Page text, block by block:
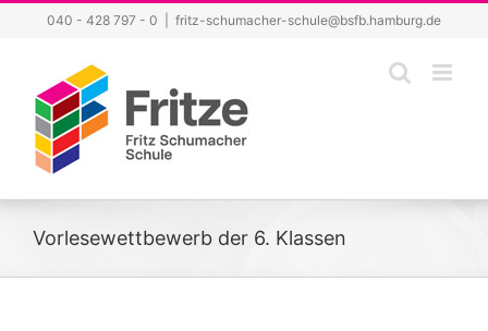
springen
040 - 428 797 - 0 fritz-schumacher-schule@bsfb.hamburg.de
Vorlesewettbewerb der 6. Klassen